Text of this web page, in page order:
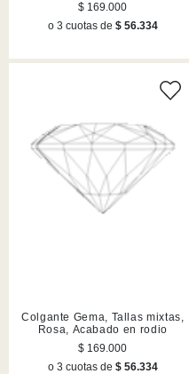
$ 169.000
o 3 cuotas de $ 56.334
Colgante Gema, Tallas mixtas,
Rosa, Acabado en rodio
$ 169.000
o 3 cuotas de $ 56.334